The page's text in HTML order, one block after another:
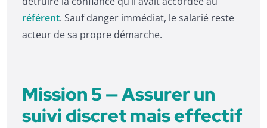
référent. Sauf danger immédiat, le salarié reste
acteur de sa propre démarche.
Mission 5 — Assurer un
suivi discret mais effectif